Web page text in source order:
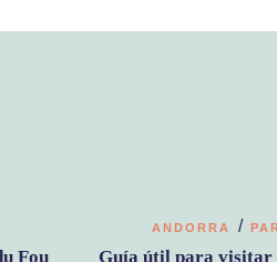
Fou
ANDORRA /
Guía útil para